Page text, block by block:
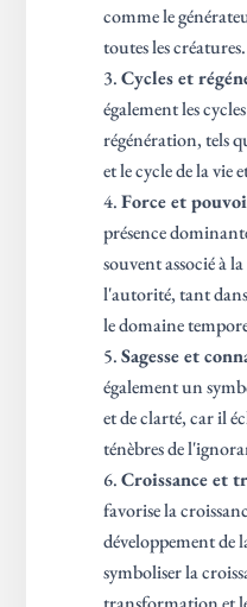
comme le
toutes les créatures.
Cycles et
également les
régénération, tels
et le cycle de la vie
Force et
présence
souvent associé à
l'autorité, tant
le domaine
Sagesse et
également un
et de clarté, car il
ténèbres de
Croissance et
favorise la
développement de
symboliser la